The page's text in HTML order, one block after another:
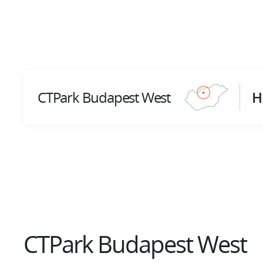
CTPark Budapest West
CTPark Budapest West